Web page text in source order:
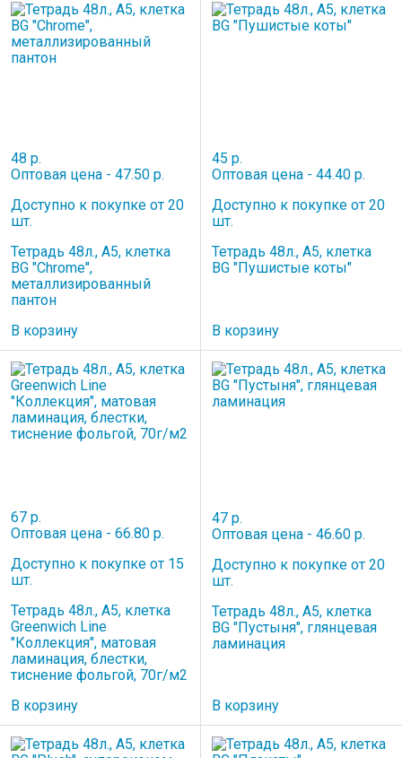
48 р.
Оптовая цена - 47.50 р.
Доступно к покупке от 20
шт.
Тетрадь 48л., А5, клетка
BG "Chrome",
металлизированный
пантон
В корзину
45 р.
Оптовая цена - 44.40 р.
Доступно к покупке от 20
шт.
Тетрадь 48л., А5, клетка
BG "Пушистые коты"
В корзину
67 р.
Оптовая цена - 66.80 р.
Доступно к покупке от 15
шт.
Тетрадь 48л., А5, клетка
Greenwich Line
"Коллекция", матовая
ламинация, блестки,
тиснение фольгой, 70г/м2
В корзину
47 р.
Оптовая цена - 46.60 р.
Доступно к покупке от 20
шт.
Тетрадь 48л., А5, клетка
BG "Пустыня", глянцевая
ламинация
В корзину